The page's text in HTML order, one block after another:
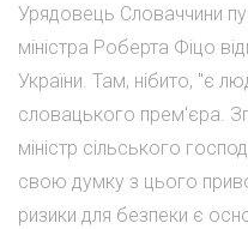
Урядовець Словаччини
міністра Роберта Фіцо
України. Там, нібито, "є
словацького прем'єра.
міністр сільського
свою думку з цього
ризики для безпеки є